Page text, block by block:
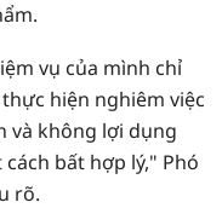
vụ của mình chỉ
hiện nghiêm việc
và không lợi dụng
bất hợp lý," Phó
rõ.